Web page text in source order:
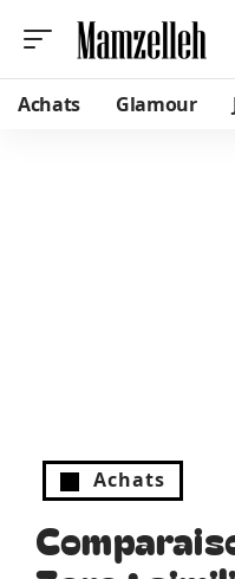
Achats Glamour
Achats